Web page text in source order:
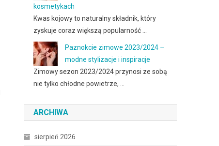
kosmetykach
Kwas kojowy to naturalny składnik, który
zyskuje coraz większą popularność …
Paznokcie zimowe 2023/2024 –
modne stylizacje i inspiracje
Zimowy sezon 2023/2024 przynosi ze sobą
nie tylko chłodne powietrze, …
ARCHIWA
sierpień 2026